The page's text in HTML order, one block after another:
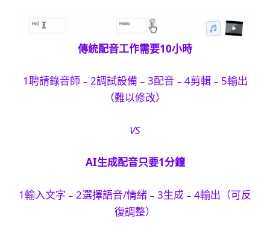
傳統配音工作需要10小時
1聘請錄音師﹣2調試設備﹣3配音﹣4剪輯﹣5輸出
（難以修改）
VS
AI生成配音只要1分鐘
1輸入文字﹣2選擇語音/情緒﹣3生成﹣4輸出（可反
復調整）